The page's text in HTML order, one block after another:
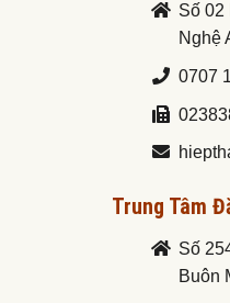
Số 02
Nghệ
0707
Trung Tâm
Số
Buôn